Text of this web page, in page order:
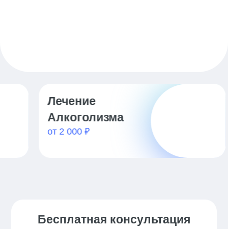
Лечение
Алкоголизма
от 2 000 ₽
Бесплатная консультация